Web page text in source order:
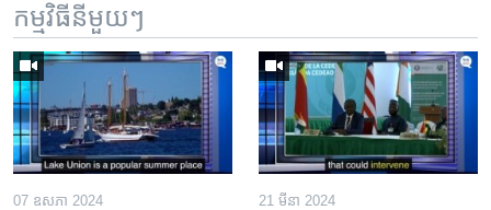
កម្មវិធី​នីមួយៗ
07 ឧសភា 2024 21 មីនា 2024